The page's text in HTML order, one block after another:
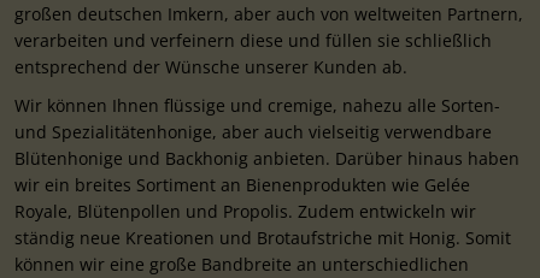
großen deutschen Imkern, aber auch von weltweiten Partnern,
verarbeiten und verfeinern diese und füllen sie schließlich
entsprechend der Wünsche unserer Kunden ab.
Wir können Ihnen flüssige und cremige, nahezu alle Sorten-
und Spezialitätenhonige, aber auch vielseitig verwendbare
Blütenhonige und Backhonig anbieten. Darüber hinaus haben
wir ein breites Sortiment an Bienenprodukten wie Gelée
Royale, Blütenpollen und Propolis. Zudem entwickeln wir
ständig neue Kreationen und Brotaufstriche mit Honig. Somit
können wir eine große Bandbreite an unterschiedlichen